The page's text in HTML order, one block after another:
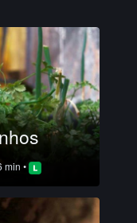
min •